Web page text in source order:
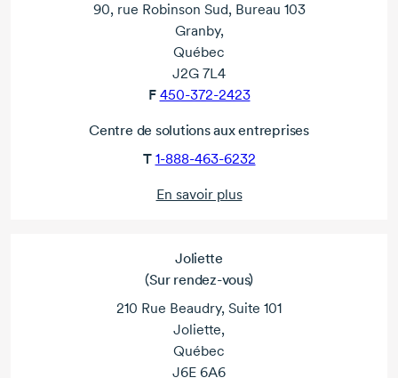
90, rue Robinson Sud, Bureau 103
Granby,
Québec
J2G 7L4
F 450-372-2423
Centre de solutions aux entreprises
T 1-888-463-6232
En savoir plus
Joliette
(Sur rendez-vous)
210 Rue Beaudry, Suite 101
Joliette,
Québec
J6E 6A6